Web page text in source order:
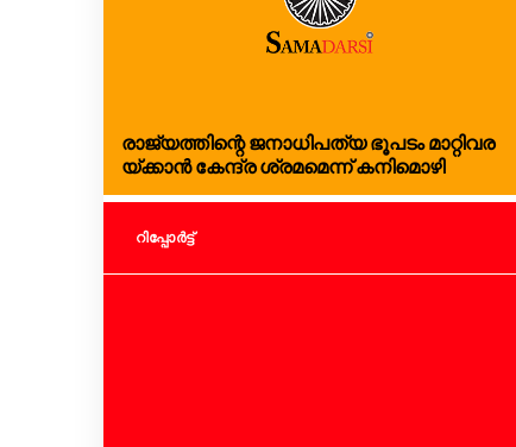
രാ​ജ്യ​ത്തിന്റെ ജ​നാ​ധി​പ​ത്യ ഭൂ​പ​ടം മാ​റ്റി​വ​ര​
യ്ക്കാ​ൻ കേ​ന്ദ്ര ശ്ര​മമെന്ന് കനിമൊഴി
റിപ്പോര്‍ട്ട്